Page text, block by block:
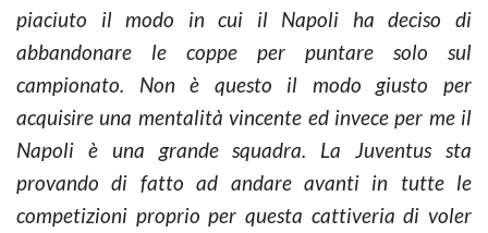
piaciuto il modo in cui il Napoli ha deciso di
abbandonare le coppe per puntare solo sul
campionato. Non è questo il modo giusto per
acquisire una mentalità vincente ed invece per me il
Napoli è una grande squadra. La Juventus sta
provando di fatto ad andare avanti in tutte le
competizioni proprio per questa cattiveria di voler